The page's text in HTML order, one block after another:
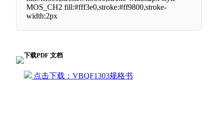
MOS_CH2 fill:#fff3e0,stroke:#ff9800,stroke-
width:2px
下载PDF 文档
点击下载：VBQF1303规格书